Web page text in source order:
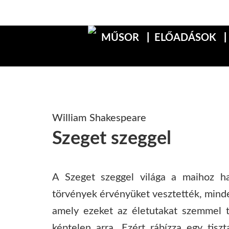
MŰSOR ELŐADÁSOK
William Shakespeare
Szeget szeggel
A Szeget szeggel világa a maihoz
törvények érvényüket vesztették,
amely ezeket az életutakat